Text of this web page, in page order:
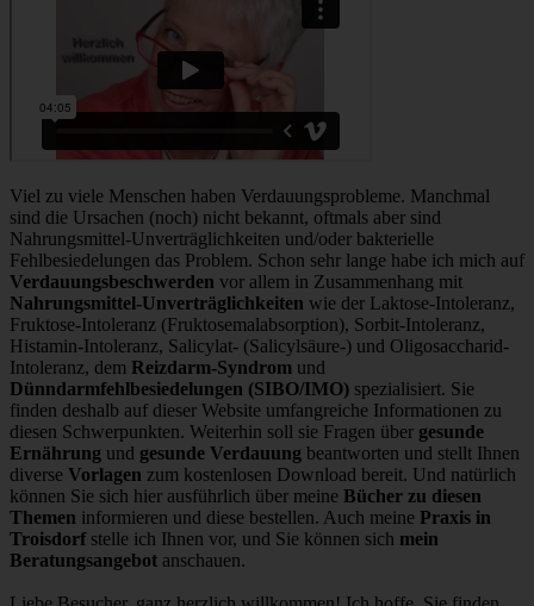
Viel zu viele Menschen haben Verdauungsprobleme. Manchmal
sind die Ursachen (noch) nicht bekannt, oftmals aber sind
Nahrungsmittel-Unverträglichkeiten und/oder bakterielle
Fehlbesiedelungen das Problem. Schon sehr lange habe ich mich auf
Verdauungsbeschwerden vor allem in Zusammenhang mit
Nahrungsmittel-Unverträglichkeiten wie der Laktose-Intoleranz,
Fruktose-Intoleranz (Fruktosemalabsorption), Sorbit-Intoleranz,
Histamin-Intoleranz, Salicylat- (Salicylsäure-) und Oligosaccharid-
Intoleranz, dem Reizdarm-Syndrom und
Dünndarmfehlbesiedelungen (SIBO/IMO) spezialisiert. Sie
finden deshalb auf dieser Website umfangreiche Informationen zu
diesen Schwerpunkten. Weiterhin soll sie Fragen über gesunde
Ernährung und gesunde Verdauung beantworten und stellt Ihnen
diverse Vorlagen zum kostenlosen Download bereit. Und natürlich
können Sie sich hier ausführlich über meine Bücher zu diesen
Themen informieren und diese bestellen. Auch meine Praxis in
Troisdorf stelle ich Ihnen vor, und Sie können sich mein
Beratungsangebot anschauen.